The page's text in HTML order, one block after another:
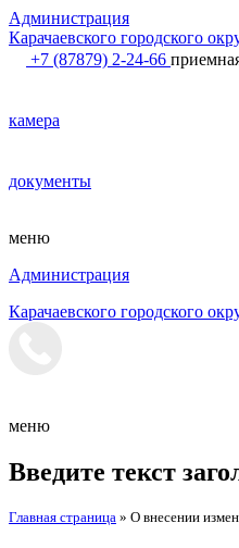
Администрация
Карачаевского городского
+7 (87879) 2-24-66
камера
документы
меню
Администрация
Карачаевского городского
меню
Введите текст
Главная страница » О внесении